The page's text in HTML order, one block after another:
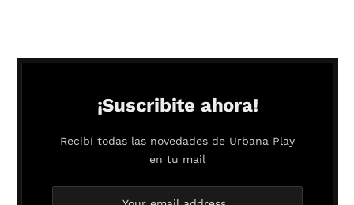
¡Suscribite ahora!
Recibí todas las novedades de Urbana Play
en tu mail